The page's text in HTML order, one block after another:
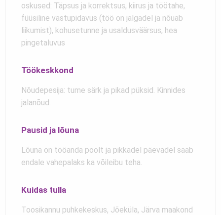
oskused: Täpsus ja korrektsus, kiirus ja töötahe,
füüsiline vastupidavus (töö on jalgadel ja nõuab
liikumist), kohusetunne ja usaldusväärsus, hea
pingetaluvus
Töökeskkond
Nõudepesija: tume särk ja pikad püksid. Kinnides
jalanõud.
Pausid ja lõuna
Lõuna on tööanda poolt ja pikkadel päevadel saab
endale vahepalaks ka võileibu teha.
Kuidas tulla
Toosikannu puhkekeskus, Jõeküla, Järva maakond